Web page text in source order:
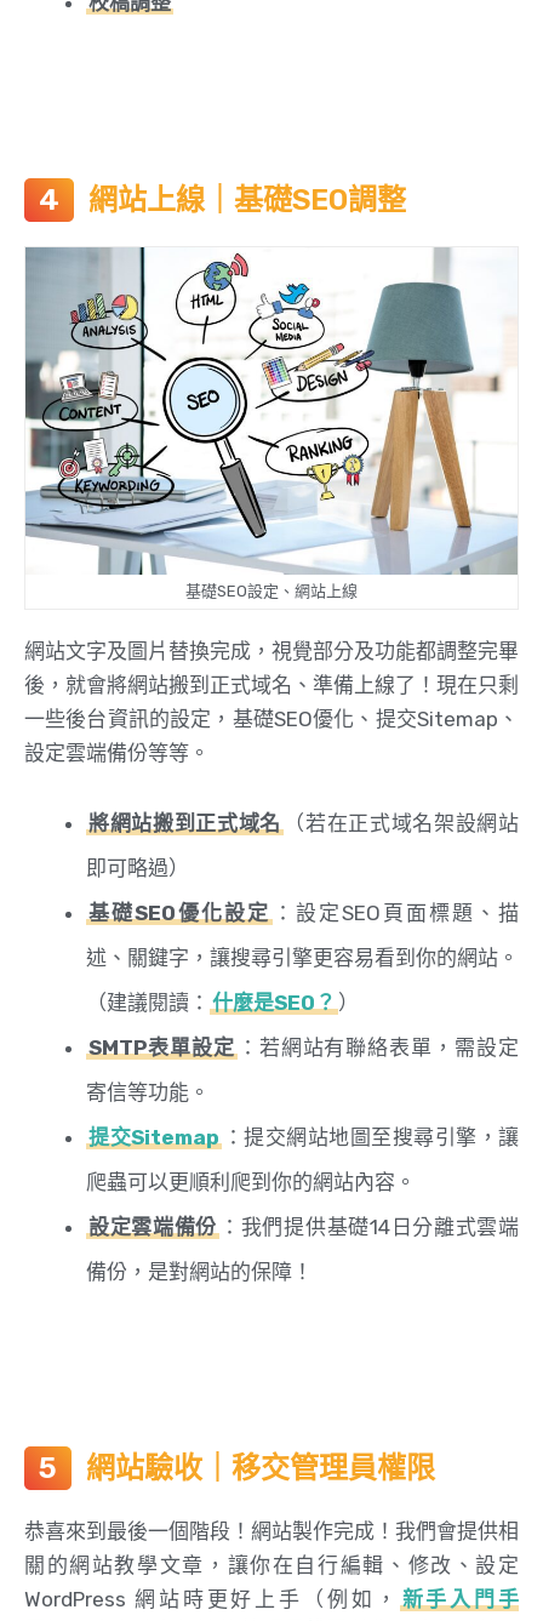
網站上線｜基礎SEO調整
基礎SEO設定、網站上線
網站文字及圖片替換完成，視覺部分及功能都調整完畢
後，就會將網站搬到正式域名、準備上線了！現在只剩
一些後台資訊的設定，基礎SEO優化、提交Sitemap、
設定雲端備份等等。
將網站搬到正式域名
（若在正式域名架設網站
即可略過）
基礎SEO優化設定 ：設定SEO頁面標題、描
述、關鍵字，讓搜尋引擎更容易看到你的網站。
（建議閱讀： 什麼是SEO？ ）
SMTP表單設定 ：若網站有聯絡表單，需設定
寄信等功能。
提交Sitemap ：提交網站地圖至搜尋引擎，讓
爬蟲可以更順利爬到你的網站內容。
設定雲端備份 ：我們提供基礎14日分離式雲端
備份，是對網站的保障！
網站驗收｜移交管理員權限
恭喜來到最後一個階段！網站製作完成！我們會提供相
關的網站教學文章，讓你在自行編輯、修改、設定
WordPress 網站時更好上手（例如， 新手入門手